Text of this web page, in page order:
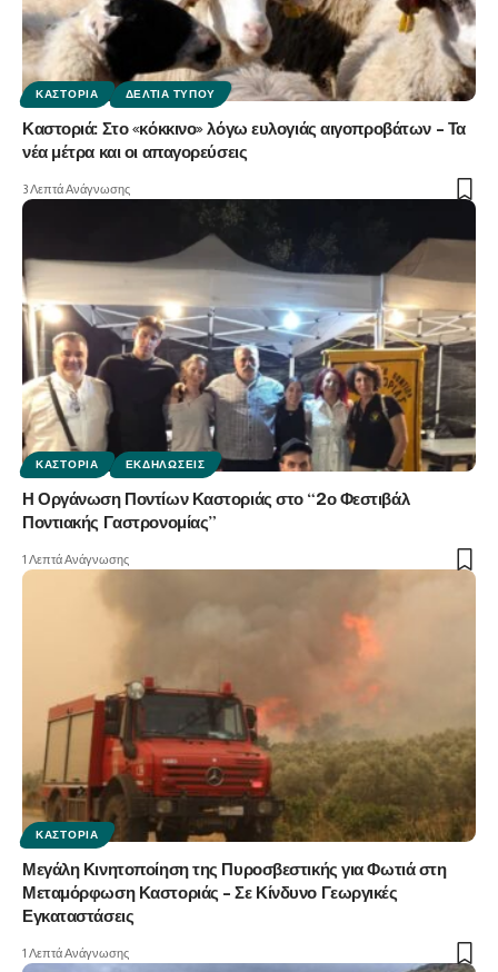
ΚΑΣΤΟΡΙΆ ΔΕΛΤΊΑ ΤΎΠΟΥ
Καστοριά: Στο «κόκκινο» λόγω ευλογιάς αιγοπροβάτων – Τα
νέα μέτρα και οι απαγορεύσεις
3 Λεπτά Ανάγνωσης
ΚΑΣΤΟΡΙΆ ΕΚΔΗΛΏΣΕΙΣ
Η Οργάνωση Ποντίων Καστοριάς στο “2ο Φεστιβάλ
Ποντιακής Γαστρονομίας”
1 Λεπτά Ανάγνωσης
ΚΑΣΤΟΡΙΆ
Μεγάλη Κινητοποίηση της Πυροσβεστικής για Φωτιά στη
Μεταμόρφωση Καστοριάς – Σε Κίνδυνο Γεωργικές
Εγκαταστάσεις
1 Λεπτά Ανάγνωσης